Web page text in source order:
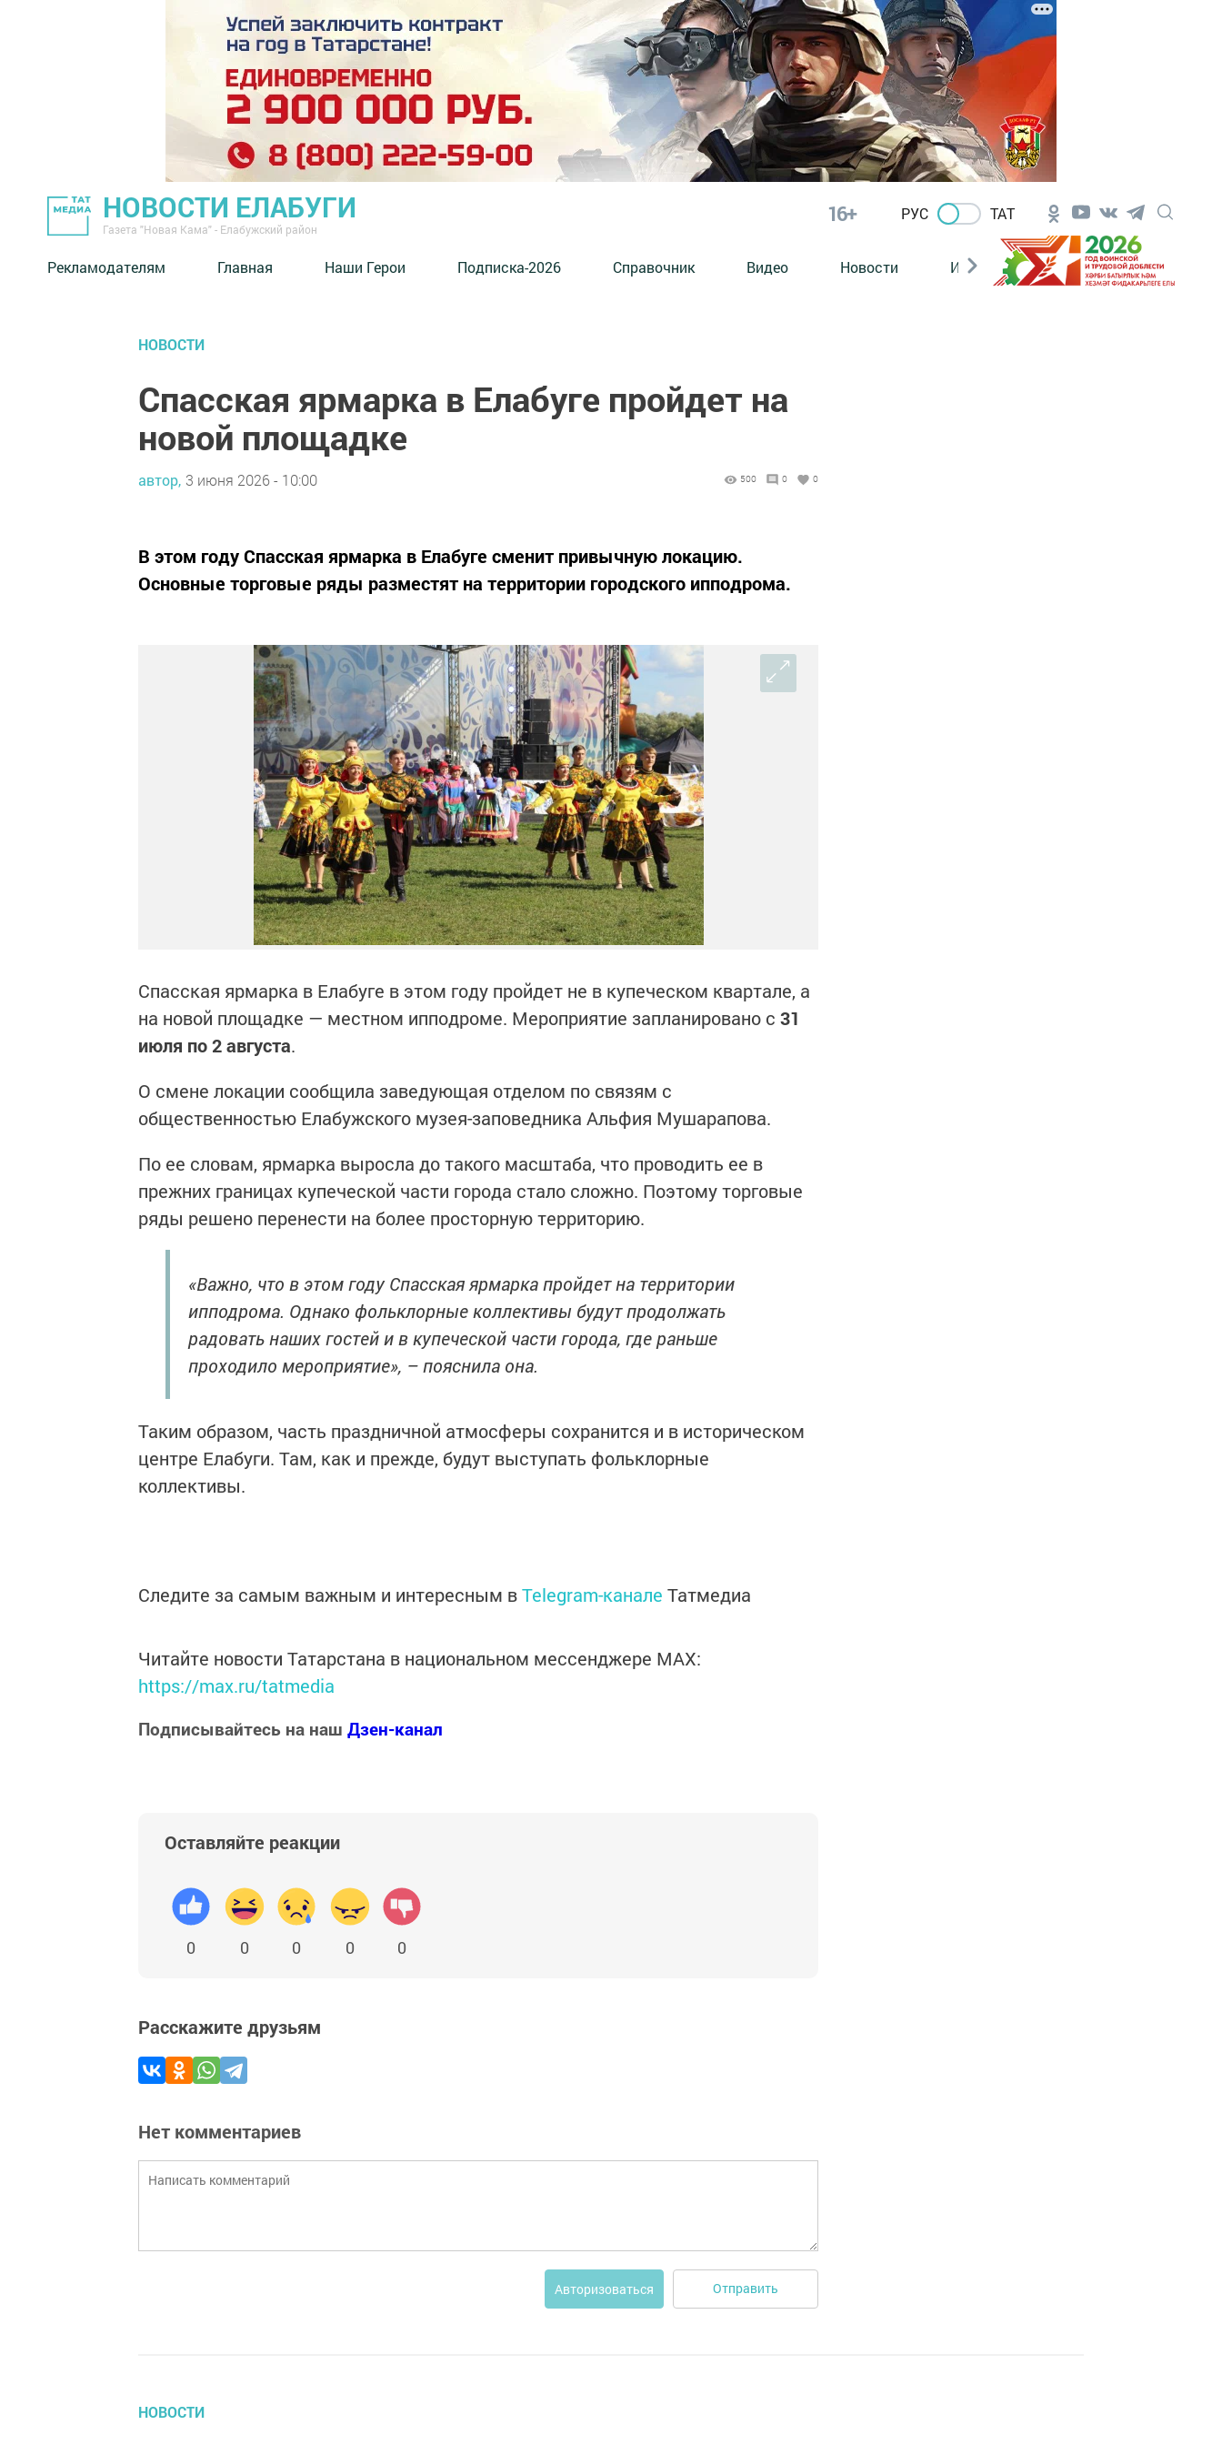
НОВОСТИ ЕЛАБУГИ
Газета "Новая Кама" - Елабужский район
16+ РУС ТАТ
Рекламодателям Главная Наши Герои Подписка-2026 Справочник Видео Новости Из зала суда
НОВОСТИ
Спасская ярмарка в Елабуге пройдет на
новой площадке
автор, 3 июня 2026 - 10:00 500 0 0
В этом году Спасская ярмарка в Елабуге сменит привычную локацию.
Основные торговые ряды разместят на территории городского ипподрома.
Спасская ярмарка в Елабуге в этом году пройдет не в купеческом квартале, а
на новой площадке — местном ипподроме. Мероприятие запланировано с 31
июля по 2 августа.
О смене локации сообщила заведующая отделом по связям с
общественностью Елабужского музея-заповедника Альфия Мушарапова.
По ее словам, ярмарка выросла до такого масштаба, что проводить ее в
прежних границах купеческой части города стало сложно. Поэтому торговые
ряды решено перенести на более просторную территорию.
«Важно, что в этом году Спасская ярмарка пройдет на территории
ипподрома. Однако фольклорные коллективы будут продолжать
радовать наших гостей и в купеческой части города, где раньше
проходило мероприятие», – пояснила она.
Таким образом, часть праздничной атмосферы сохранится и в историческом
центре Елабуги. Там, как и прежде, будут выступать фольклорные
коллективы.
Следите за самым важным и интересным вTelegram-канале Татмедиа
Читайте новости Татарстана в национальном мессенджере MАХ:
https://max.ru/tatmedia
Подписывайтесь на наш Дзен-канал
Оставляйте реакции
0 0 0 0 0
Расскажите друзьям
Нет комментариев
Авторизоваться Отправить
НОВОСТИ